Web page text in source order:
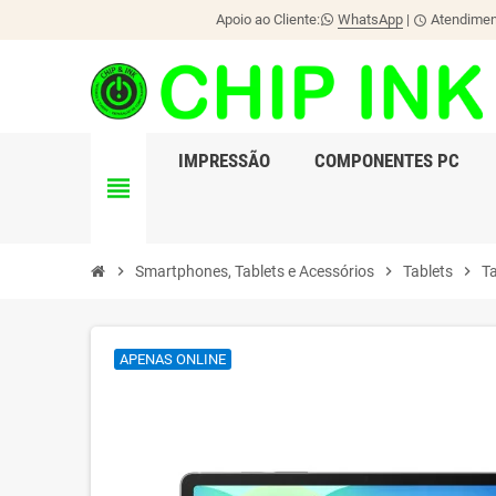
Apoio ao Cliente: WhatsApp | schedule
view_headline
IMPRESSÃO COMPONENTES PC
chevron_right Smartphones, Tablets e Acessórios chevron_right Tablets chevron_right
APENAS ONLINE